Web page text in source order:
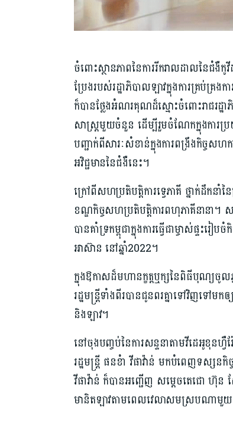
ចំពោះស្ថានភាពនៃការរីករាលដាលនៃជំងឺកូ
ប្រែងរបស់រដ្ឋាភិបាលឡាវក្នុងការគ្រប់គ្
ក៏បានថ្លែងអំណរគុណដ៏ស្មោះចំពោះរាជរដ្ឋ
សាស្ត្រមួយចំនួន ដើម្បីរួមចំណែកក្នុងការប្
បញ្ជាក់ពីសារៈសំខាន់ក្នុងការពង្រឹងកិច្ច
អវិជ្ជមាននៃជំងឺនេះ។
ក្រៅពីសហប្រតិបត្តិការទ្វេភាគី ថ្នាក់ដឹកនាំន
ខណ្ឌកិច្ចសហប្រតិបត្តិការពហុភាគីនានា។
បានគាំទ្រកម្ពុជាក្នុងការធ្វើជាម្ចាស់ផ្ទ
អាស៊ាន នៅឆ្នាំ2022។
ក្នុងឱកាសដ៏មហានក្ខត្តឬក្សនៃពិធីបុណ្យចូល
រដ្ឋមន្ត្រីទាំងពីរបានជូនពរគ្នាទៅវិញទ
និងឡាវ។
នៅចុងបញ្ចប់នៃការសន្ទនាតាមវីដេអូខុនហ្
រដ្ឋមន្រ្តី ផនខំា វីផាវ៉ាន់ មកបំពេញទស្សនកិច្
វីផាវ៉ាន់ ក៏បានអញ្ជើញ សម្តេចតេជោ ហ៊ុន
មានិតឡាវតាមពេលវេលាសមស្របណាមួ